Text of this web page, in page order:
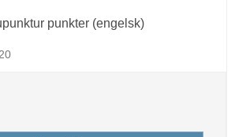
punkter (engelsk)